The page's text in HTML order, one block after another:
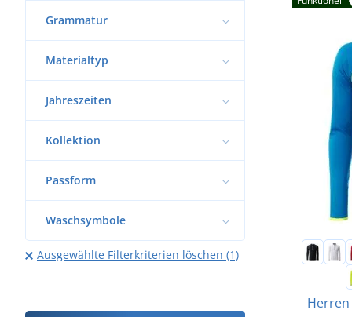
Grammatur
Materialtyp
Jahreszeiten
Kollektion
Passform
Waschsymbole
Ausgewählte Filterkriterien löschen (1)